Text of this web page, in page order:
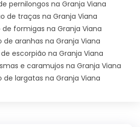
pernilongos na Granja Viana
de traças na Granja Viana
formigas na Granja Viana
de aranhas na Granja Viana
escorpião na Granja Viana
e caramujos na Granja Viana
de largatas na Granja Viana